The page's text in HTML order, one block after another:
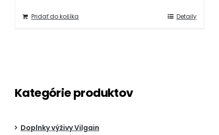
Pridať do košíka Detaily
Kategórie produktov
Doplnky výživy Vilgain